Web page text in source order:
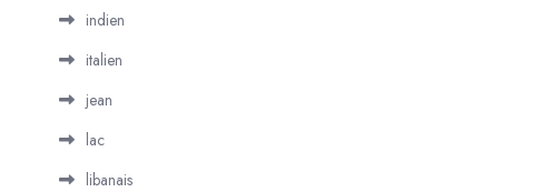
indien
italien
jean
lac
libanais